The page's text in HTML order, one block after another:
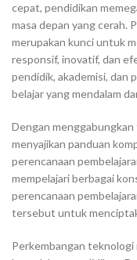
cepat, pendidikan
masa depan yang cerah.
merupakan kunci untuk
responsif, inovatif, dan
pendidik, akademisi, dan
belajar yang mendalam
Dengan
menyajikan panduan
perencanaan
mempelajari berbagai
perencanaan
tersebut untuk
Perkembangan